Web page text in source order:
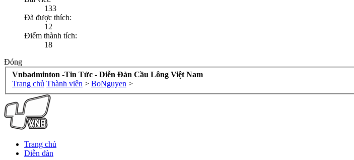
133
Đã được thích:
12
Điểm thành tích:
18
Đóng
Vnbadminton -Tin Tức - Diễn Đàn Cầu Lông Việt Nam
Trang chủ Thành viên > BoNguyen >
Trang chủ
Diễn đàn